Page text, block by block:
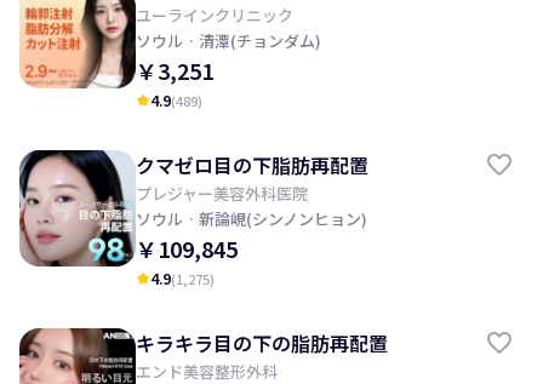
ユーラインクリニック
ソウル · 清潭(チョンダム)
￥3,251
kid_star4.9(489)
クマゼロ目の下脂肪再配置
プレジャー美容外科医院
ソウル · 新論峴(シンノンヒョン)
￥109,845
kid_star4.9(1,275)
キラキラ目の下の脂肪再配置
エンド美容整形外科